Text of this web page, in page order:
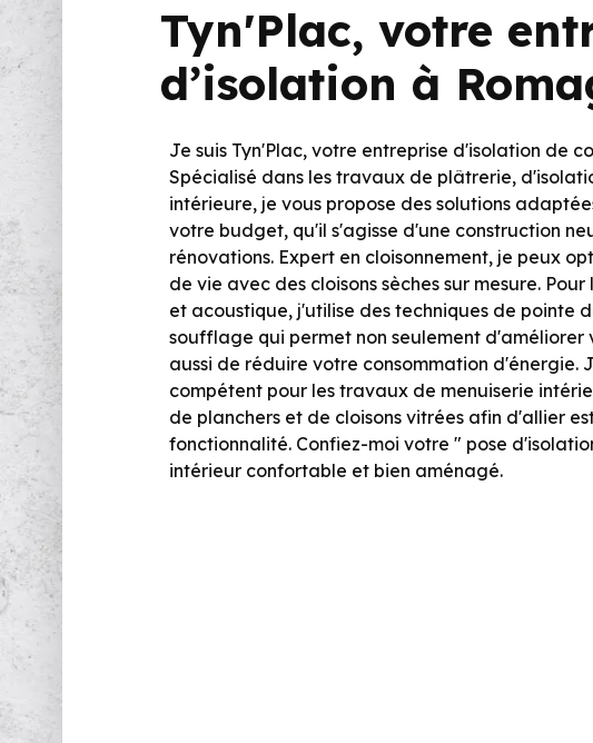
Tyn'Plac, votre
d’isolation à
Je suis Tyn'Plac, votre entreprise d'isolation de
Spécialisé dans les travaux de plâtrerie,
intérieure, je vous propose des solutions
votre budget, qu'il s'agisse d'une construction
rénovations. Expert en cloisonnement, je peux
de vie avec des cloisons sèches sur mesure.
et acoustique, j'utilise des techniques de pointe
soufflage qui permet non seulement d'améliorer
aussi de réduire votre consommation d'énergie.
compétent pour les travaux de menuiserie
de planchers et de cloisons vitrées afin d'allier
fonctionnalité. Confiez-moi votre " pose
intérieur confortable et bien aménagé.